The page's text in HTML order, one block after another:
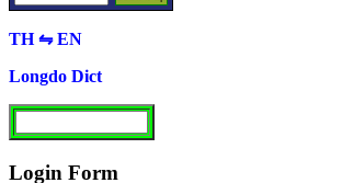
TH ⇋ EN
Longdo Dict
Login Form